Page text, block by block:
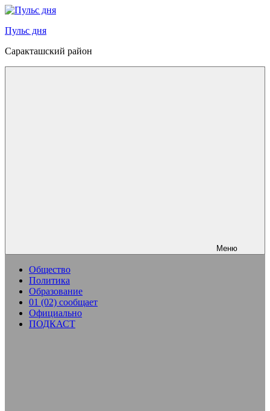
Перейти
содержимому
Пульс дня
Саракташский район
Меню
Общество
Политика
Образование
01 (02) сообщает
Официально
ПОДКАСТ